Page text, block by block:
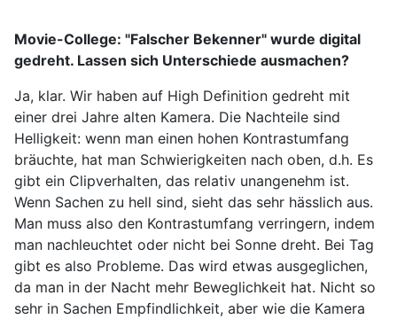
Movie-College: "Falscher Bekenner" wurde digital
gedreht. Lassen sich Unterschiede ausmachen?
Ja, klar. Wir haben auf High Definition gedreht mit
einer drei Jahre alten Kamera. Die Nachteile sind
Helligkeit: wenn man einen hohen Kontrastumfang
bräuchte, hat man Schwierigkeiten nach oben, d.h. Es
gibt ein Clipverhalten, das relativ unangenehm ist.
Wenn Sachen zu hell sind, sieht das sehr hässlich aus.
Man muss also den Kontrastumfang verringern, indem
man nachleuchtet oder nicht bei Sonne dreht. Bei Tag
gibt es also Probleme. Das wird etwas ausgeglichen,
da man in der Nacht mehr Beweglichkeit hat. Nicht so
sehr in Sachen Empfindlichkeit, aber wie die Kamera